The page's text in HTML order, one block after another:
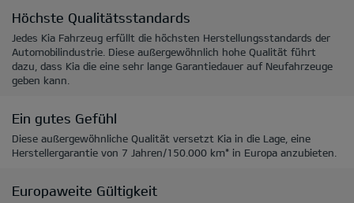
Höchste Qualitätsstandards
Jedes Kia Fahrzeug erfüllt die höchsten Herstellungsstandards der
Automobilindustrie. Diese außergewöhnlich hohe Qualität führt
dazu, dass Kia die eine sehr lange Garantiedauer auf Neufahrzeuge
geben kann.
Ein gutes Gefühl
Diese außergewöhnliche Qualität versetzt Kia in die Lage, eine
Herstellergarantie von 7 Jahren/150.000 km* in Europa anzubieten.
Europaweite Gültigkeit